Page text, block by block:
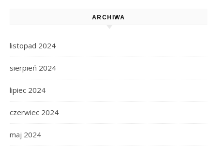
ARCHIWA
listopad 2024
sierpień 2024
lipiec 2024
czerwiec 2024
maj 2024